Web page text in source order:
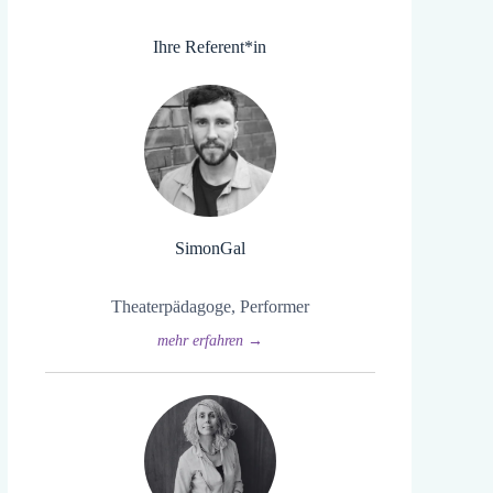
Ihre Referent*in
SimonGal
Theaterpädagoge, Performer
mehr erfahren →